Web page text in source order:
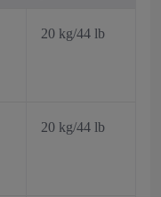
20 kg/44 lb
20 kg/44 lb